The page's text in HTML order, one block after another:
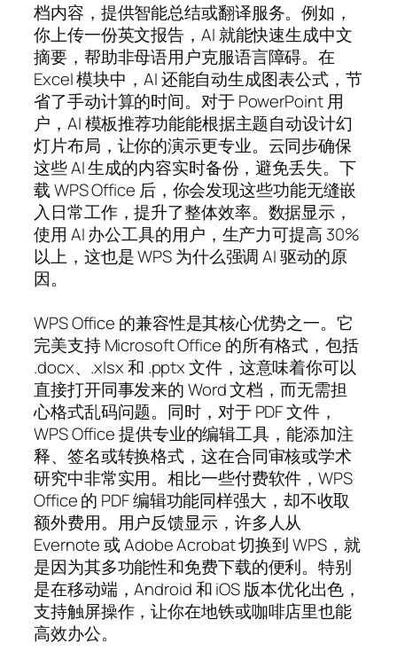
档内容，提供智能总结或翻译服务。例如，
你上传一份英文报告，AI 就能快速生成中文
摘要，帮助非母语用户克服语言障碍。在
Excel 模块中，AI 还能自动生成图表公式，节
省了手动计算的时间。对于 PowerPoint 用
户，AI 模板推荐功能能根据主题自动设计幻
灯片布局，让你的演示更专业。云同步确保
这些 AI 生成的内容实时备份，避免丢失。下
载 WPS Office 后，你会发现这些功能无缝嵌
入日常工作，提升了整体效率。数据显示，
使用 AI 办公工具的用户，生产力可提高 30%
以上，这也是 WPS 为什么强调 AI 驱动的原
因。
WPS Office 的兼容性是其核心优势之一。它
完美支持 Microsoft Office 的所有格式，包括
.docx、.xlsx 和 .pptx 文件，这意味着你可以
直接打开同事发来的 Word 文档，而无需担
心格式乱码问题。同时，对于 PDF 文件，
WPS Office 提供专业的编辑工具，能添加注
释、签名或转换格式，这在合同审核或学术
研究中非常实用。相比一些付费软件，WPS
Office 的 PDF 编辑功能同样强大，却不收取
额外费用。用户反馈显示，许多人从
Evernote 或 Adobe Acrobat 切换到 WPS，就
是因为其多功能性和免费下载的便利。特别
是在移动端，Android 和 iOS 版本优化出色，
支持触屏操作，让你在地铁或咖啡店里也能
高效办公。